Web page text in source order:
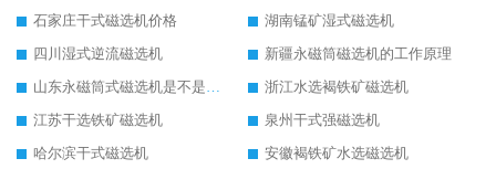
石家庄干式磁选机价格
湖南锰矿湿式磁选机
四川湿式逆流磁选机
新疆永磁筒磁选机的工作原理
山东永磁筒式磁选机是不是强磁
浙江水选褐铁矿磁选机
江苏干选铁矿磁选机
泉州干式强磁选机
哈尔滨干式磁选机
安徽褐铁矿水选磁选机